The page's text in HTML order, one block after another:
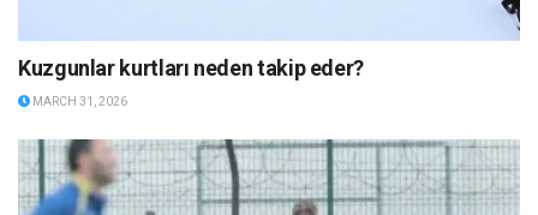
Kuzgunlar kurtları neden takip eder?
MARCH 31, 2026